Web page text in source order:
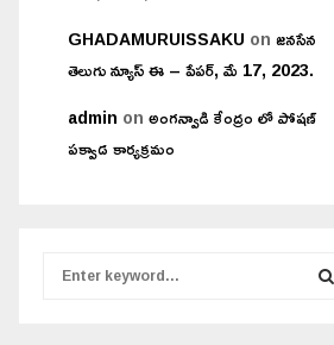
GHADAMURUISSAKU onజనసేన
తెలుగు న్యూస్ ఈ – పేపర్, మే 17, 2023.
admin onఅంగన్వాడి కేంద్రం లో పోషణ్
పక్వాడ కార్యక్రమం